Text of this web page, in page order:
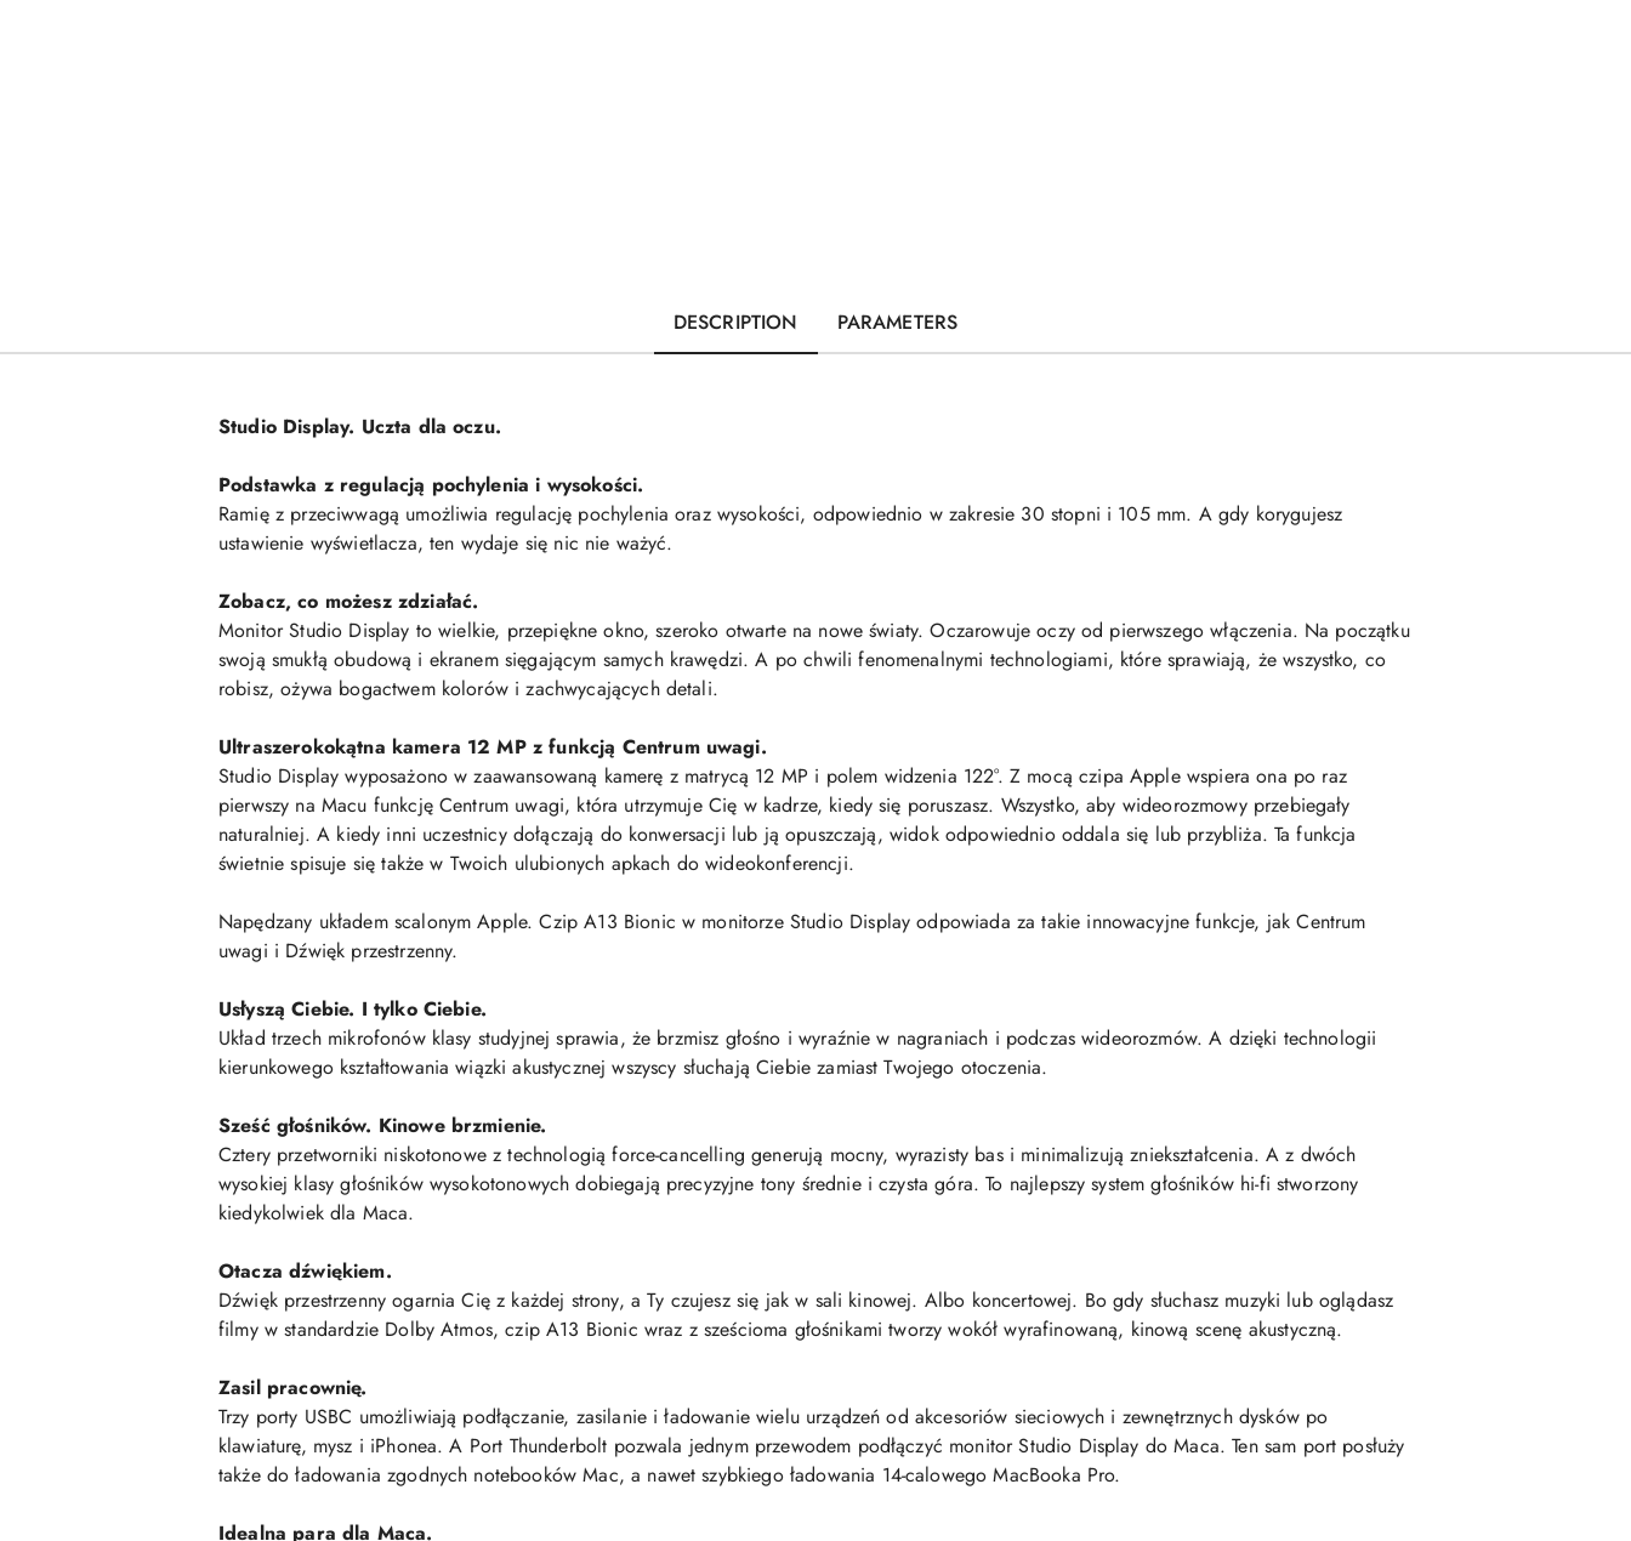
DESCRIPTION PARAMETERS
Studio Display. Uczta dla oczu.
Podstawka z regulacją pochylenia i wysokości.
Ramię z przeciwwagą umożliwia regulację pochylenia oraz wysokości, odpowiednio w zakresie 30 stopni i 105 mm. A gdy korygujesz
ustawienie wyświetlacza, ten wydaje się nic nie ważyć.
Zobacz, co możesz zdziałać.
Monitor Studio Display to wielkie, przepiękne okno, szeroko otwarte na nowe światy. Oczarowuje oczy od pierwszego włączenia. Na początku
swoją smukłą obudową i ekranem sięgającym samych krawędzi. A po chwili fenomenalnymi technologiami, które sprawiają, że wszystko, co
robisz, ożywa bogactwem kolorów i zachwycających detali.
Ultraszerokokątna kamera 12 MP z funkcją Centrum uwagi.
Studio Display wyposażono w zaawansowaną kamerę z matrycą 12 MP i polem widzenia 122°. Z mocą czipa Apple wspiera ona po raz
pierwszy na Macu funkcję Centrum uwagi, która utrzymuje Cię w kadrze, kiedy się poruszasz. Wszystko, aby wideorozmowy przebiegały
naturalniej. A kiedy inni uczestnicy dołączają do konwersacji lub ją opuszczają, widok odpowiednio oddala się lub przybliża. Ta funkcja
świetnie spisuje się także w Twoich ulubionych apkach do wideokonferencji.
Napędzany układem scalonym Apple. Czip A13 Bionic w monitorze Studio Display odpowiada za takie innowacyjne funkcje, jak Centrum
uwagi i Dźwięk przestrzenny.
Usłyszą Ciebie. I tylko Ciebie.
Układ trzech mikrofonów klasy studyjnej sprawia, że brzmisz głośno i wyraźnie w nagraniach i podczas wideorozmów. A dzięki technologii
kierunkowego kształtowania wiązki akustycznej wszyscy słuchają Ciebie zamiast Twojego otoczenia.
Sześć głośników. Kinowe brzmienie.
Cztery przetworniki niskotonowe z technologią force-cancelling generują mocny, wyrazisty bas i minimalizują zniekształcenia. A z dwóch
wysokiej klasy głośników wysokotonowych dobiegają precyzyjne tony średnie i czysta góra. To najlepszy system głośników hi-fi stworzony
kiedykolwiek dla Maca.
Otacza dźwiękiem.
Dźwięk przestrzenny ogarnia Cię z każdej strony, a Ty czujesz się jak w sali kinowej. Albo koncertowej. Bo gdy słuchasz muzyki lub oglądasz
filmy w standardzie Dolby Atmos, czip A13 Bionic wraz z sześcioma głośnikami tworzy wokół wyrafinowaną, kinową scenę akustyczną.
Zasil pracownię.
Trzy porty USBC umożliwiają podłączanie, zasilanie i ładowanie wielu urządzeń od akcesoriów sieciowych i zewnętrznych dysków po
klawiaturę, mysz i iPhonea. A Port Thunderbolt pozwala jednym przewodem podłączyć monitor Studio Display do Maca. Ten sam port posłuży
także do ładowania zgodnych notebooków Mac, a nawet szybkiego ładowania 14-calowego MacBooka Pro.
Idealna para dla Maca.